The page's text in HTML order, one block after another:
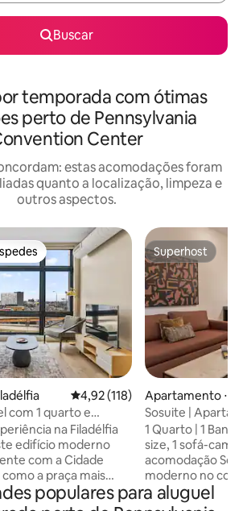
Buscar
temporada com ótimas
perto de Pennsylvania
Center
estas acomodações foram
quanto a localização, limpeza e
outros aspectos.
4,92 de uma avaliação média de
4,92 (118)
com 1 quarto e
premium
na Filadélfia
edifício moderno
com a Cidade
a praça mais
Caminhe até os
lojas,
Superhost
Superhost
Apartamento ⋅
Sosuite |
deck no telhado,
1 Quarto | 1
size, 1 sofá-cama) Acomode-se em uma
acomodação
moderno no
para viagens de
ou estadias mais
populares para aluguel